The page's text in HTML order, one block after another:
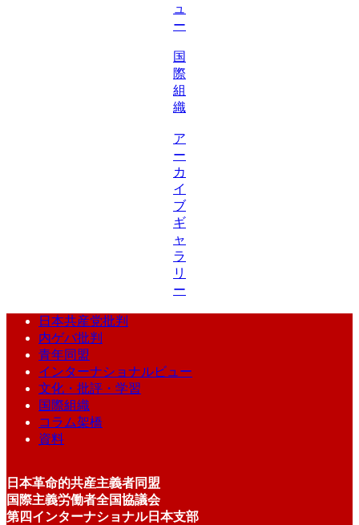
ュ
ー
国
際
組
織
ア
ー
カ
イ
ブ
ギ
ャ
ラ
リ
ー
日本共産党批判
内ゲバ批判
青年同盟
インターナショナルビュー
文化・批評・学習
国際組織
コラム架橋
資料
日本革命的共産主義者同盟
国際主義労働者全国協議会
第四インターナショナル日本支部